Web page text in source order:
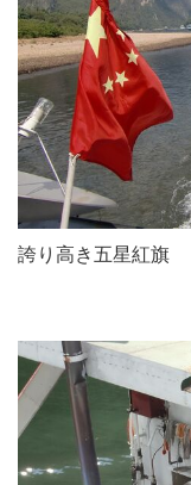
誇り高き五星紅旗